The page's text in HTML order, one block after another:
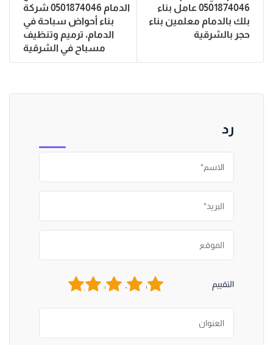
0501874046 عامل بناء
بلك بالدمام معلمين بناء
حجر بالشرقية
الدمام 0501874046 شركة
بناء أحواض سباحة في
الدمام، ترميم وتنظيف
مسباح في الشرقية
رد
التقييم 5
4
3
2